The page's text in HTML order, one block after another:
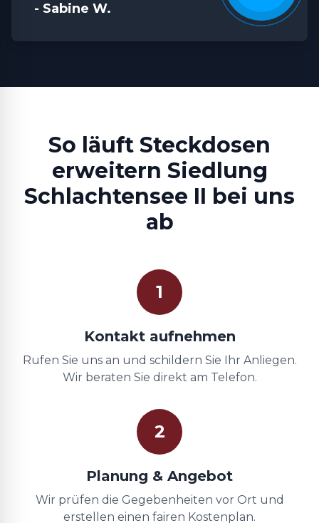
- Sabine W.
So läuft Steckdosen
erweitern Siedlung
Schlachtensee II bei uns
ab
1
Kontakt aufnehmen
Rufen Sie uns an und schildern Sie Ihr Anliegen.
Wir beraten Sie direkt am Telefon.
2
Planung & Angebot
Wir prüfen die Gegebenheiten vor Ort und
erstellen einen fairen Kostenplan.